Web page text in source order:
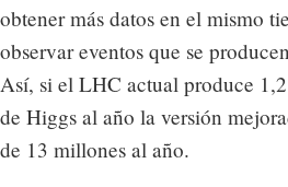
obtener más datos en el mismo
observar eventos que se
Así, si el LHC actual produce
de Higgs al año la versión
de 13 millones al año.